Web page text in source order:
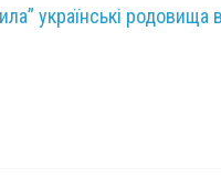
українські родовища